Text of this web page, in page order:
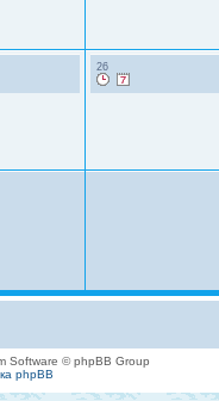
26
Software © phpBB Group
phpBB